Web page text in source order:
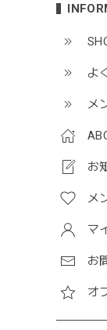
よ
メ
お
メ
マ
お
オ